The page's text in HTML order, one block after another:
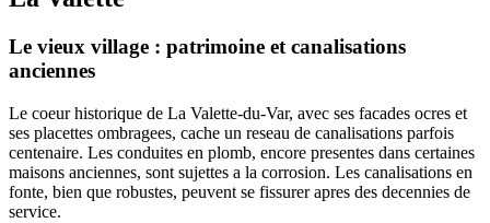
Le vieux village : patrimoine et canalisations
anciennes
Le coeur historique de La Valette-du-Var, avec ses facades ocres et
ses placettes ombragees, cache un reseau de canalisations parfois
centenaire. Les conduites en plomb, encore presentes dans certaines
maisons anciennes, sont sujettes a la corrosion. Les canalisations en
fonte, bien que robustes, peuvent se fissurer apres des decennies de
service.